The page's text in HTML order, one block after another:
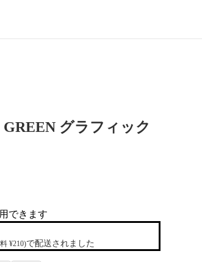
グラフィック
できます
¥210)で配送されました